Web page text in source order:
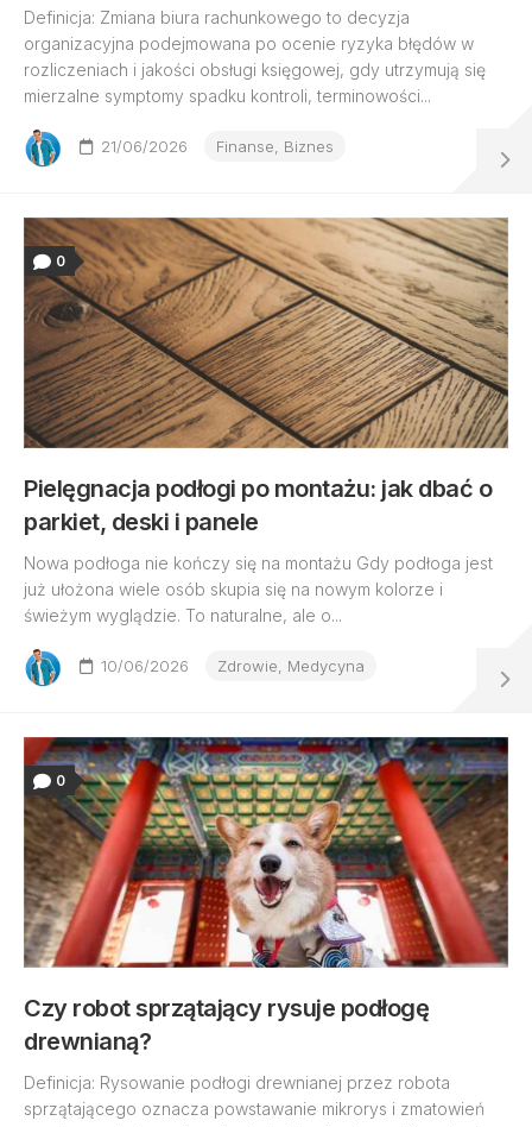
Definicja: Zmiana biura rachunkowego to decyzja
organizacyjna podejmowana po ocenie ryzyka błędów w
rozliczeniach i jakości obsługi księgowej, gdy utrzymują się
mierzalne symptomy spadku kontroli, terminowości...
21/06/2026 Finanse, Biznes
0
Pielęgnacja podłogi po montażu: jak dbać o
parkiet, deski i panele
Nowa podłoga nie kończy się na montażu Gdy podłoga jest
już ułożona wiele osób skupia się na nowym kolorze i
świeżym wyglądzie. To naturalne, ale o...
10/06/2026 Zdrowie, Medycyna
0
Czy robot sprzątający rysuje podłogę
drewnianą?
Definicja: Rysowanie podłogi drewnianej przez robota
sprzątającego oznacza powstawanie mikrorys i zmatowień